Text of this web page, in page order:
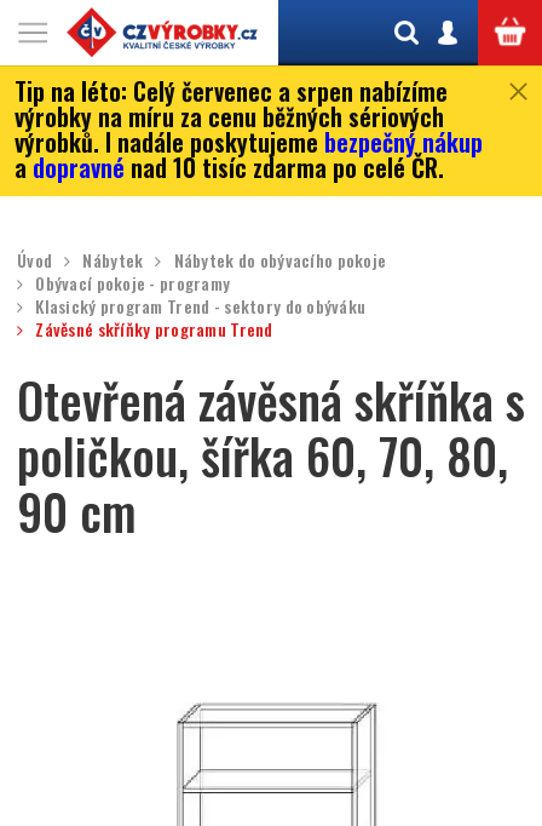
Tip na léto: Celý červenec a srpen nabízíme
výrobky na míru za cenu běžných sériových
výrobků. I nadále poskytujeme bezpečný nákup
adopravné nad 10 tisíc zdarma po celé ČR.
Úvod Nábytek
Nábytek do obývacího pokoje
Obývací pokoje - programy
Klasický program Trend - sektory do obýváku
Závěsné skříňky programu Trend
Otevřená závěsná skříňka s
poličkou, šířka 60, 70, 80,
90 cm